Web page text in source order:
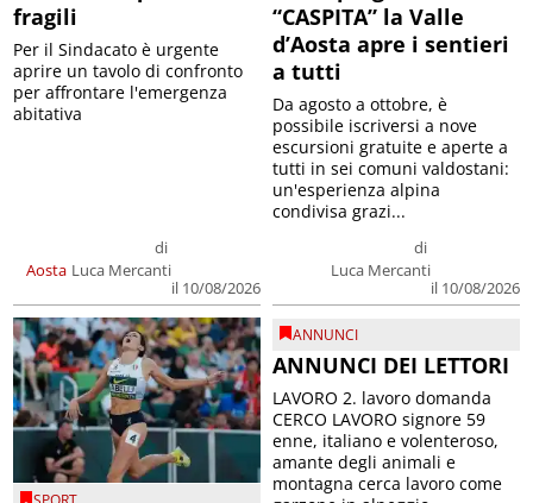
fragili
Aosta
di
Luca Mercanti
il 10/08/2026
Per il Sindacato è urgente
aprire un tavolo di confronto
per affrontare l'emergenza
abitativa
“CASPITA” la Valle
d’Aosta apre i sentieri
a tutti
di
Luca Mercanti
il 10/08/2026
Da agosto a ottobre, è
possibile iscriversi a nove
escursioni gratuite e aperte a
tutti in sei comuni valdostani:
un'esperienza alpina
condivisa grazi...
ANNUNCI
ANNUNCI DEI LETTORI
LAVORO 2. lavoro domanda
CERCO LAVORO signore 59
enne, italiano e volenteroso,
amante degli animali e
montagna cerca lavoro come